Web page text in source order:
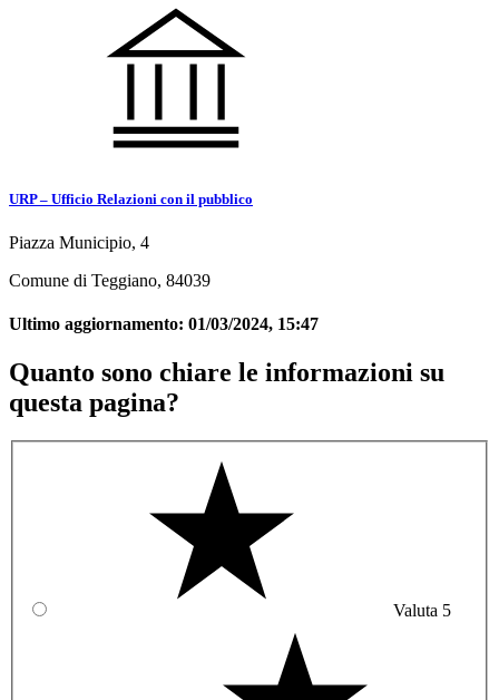
URP – Ufficio Relazioni con il pubblico
Piazza Municipio, 4
Comune di Teggiano, 84039
Ultimo aggiornamento: 01/03/2024, 15:47
Quanto sono chiare le informazioni su
questa pagina?
Valuta 5